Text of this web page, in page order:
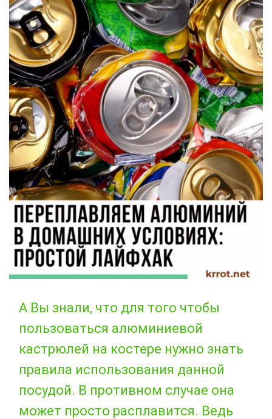
А Вы знали, что для того чтобы
пользоваться алюминиевой
кастрюлей на костере нужно знать
правила использования данной
посудой. В противном случае она
может просто расплавится. Ведь